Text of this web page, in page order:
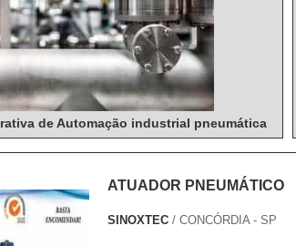
de Automação industrial pneumática
ATUADOR PNEUMÁTICO
SINOXTEC/ CONCÓRDIA - SP